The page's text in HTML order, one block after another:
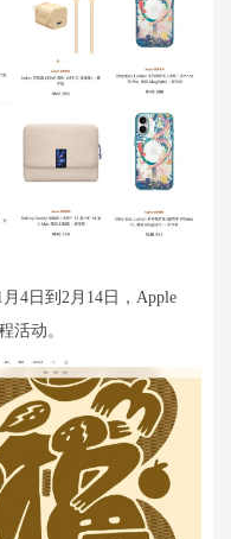
4日到2月14日，Apple
活动。